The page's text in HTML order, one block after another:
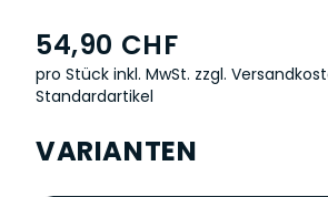
54,90 CHF
pro Stück inkl. MwSt. zzgl.
Standardartikel
VARIANTEN